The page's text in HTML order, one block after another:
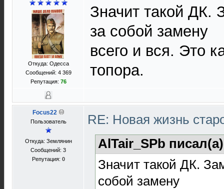
Откуда: Одесса
Сообщений: 4 369
Репутация: 76
Значит такой ДК.
за собой замену
всего и вся. Это
топора.
Focus22
Пользователь
Откуда: Землянин
Сообщений: 3
Репутация: 0
RE: Новая жизнь
AlTair_SPb
Значит такой ДК.
собой замену